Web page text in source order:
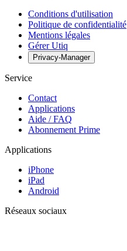
Conditions d'utilisation
Politique de confidentialité
Mentions légales
Gérer Utiq
Privacy-Manager
Service
Contact
Applications
Aide / FAQ
Abonnement Prime
Applications
iPhone
iPad
Android
Réseaux sociaux